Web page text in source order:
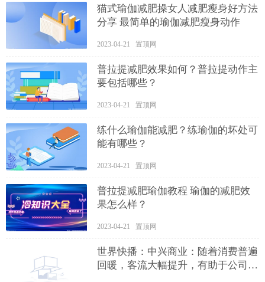
猫式瑜伽减肥操女人减肥瘦身好方法
分享 最简单的瑜伽减肥瘦身动作
2023-04-21 置顶网
普拉提减肥效果如何？普拉提动作主
要包括哪些？
2023-04-21 置顶网
练什么瑜伽能减肥？练瑜伽的坏处可
能有哪些？
2023-04-21 置顶网
普拉提减肥瑜伽教程 瑜伽的减肥效
果怎么样？
2023-04-21 置顶网
世界快播：中兴商业：随着消费普遍
回暖，客流大幅提升，有助于公司写